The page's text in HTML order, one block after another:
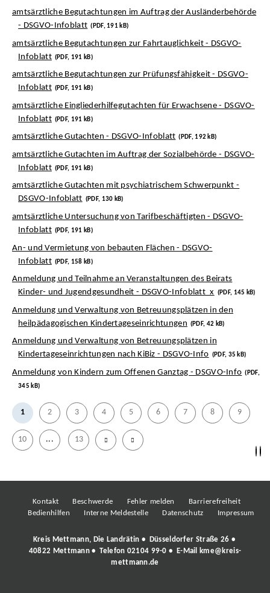
amtsärztliche Begutachtungen im Auftrag der Ausländerbehörde
- DSGVO-Infoblatt (PDF, 191 kB)
amtsärztliche Begutachtungen zur Fahrtauglichkeit - DSGVO-
Infoblatt (PDF, 191 kB)
amtsärztliche Begutachtungen zur Prüfungsfähigkeit - DSGVO-
Infoblatt (PDF, 191 kB)
amtsärztliche Eingliederhilfegutachten für Erwachsene - DSGVO-
Infoblatt (PDF, 191 kB)
amtsärztliche Gutachten - DSGVO-Infoblatt (PDF, 192 kB)
amtsärztliche Gutachten im Auftrag der Sozialbehörde - DSGVO-
Infoblatt (PDF, 191 kB)
amtsärztliche Gutachten mit psychiatrischem Schwerpunkt -
DSGVO-Infoblatt (PDF, 130 kB)
amtsärztliche Untersuchung von Tarifbeschäftigten - DSGVO-
Infoblatt (PDF, 191 kB)
An- und Vermietung von bebauten Flächen - DSGVO-
Infoblatt (PDF, 158 kB)
Anmeldung und Teilnahme an Veranstaltungen des Beirats
Kinder- und Jugendgesundheit - DSGVO-Infoblatt_x (PDF, 145 kB)
Anmeldung und Verwaltung von Betreuungsplätzen in den
heilpädagogischen Kindertageseinrichtungen (PDF, 42 kB)
Anmeldung und Verwaltung von Betreuungsplätzen in
Kindertageseinrichtungen nach KiBiz - DSGVO-Info (PDF, 35 kB)
Anmeldung von Kindern zum Offenen Ganztag - DSGVO-Info (PDF,
345 kB)
1 2 3 4 5 6 7 8 9
10 ... 13
Kontakt Beschwerde Fehler melden
Barrierefreiheit
Bedienhilfen
Interne Meldestelle Datenschutz Impressum
Kreis Mettmann, Die Landrätin • Düsseldorfer Straße 26 •
40822 Mettmann • Telefon 02104 99-0 • E-Mail
kme@kreis-
mettmann.de